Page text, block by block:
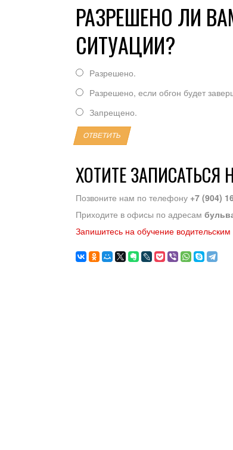
РАЗРЕШЕНО ЛИ
СИТУАЦИИ?
Разрешено.
Разрешено, если обгон будет
Запрещено.
ОТВЕТИТЬ
ХОТИТЕ ЗАПИСАТЬСЯ
Позвоните нам по телефону +7 (904)
Приходите в офисы по адресам
Запишитесь на обучение